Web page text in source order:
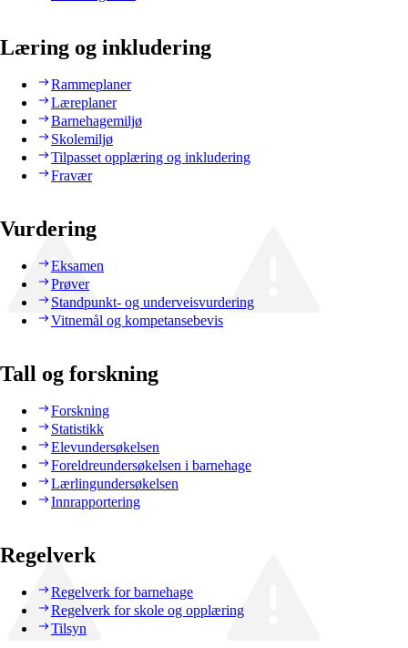
Læring og inkludering
Rammeplaner
Læreplaner
Barnehagemiljø
Skolemiljø
Tilpasset opplæring og inkludering
Fravær
Vurdering
Eksamen
Prøver
Standpunkt- og underveisvurdering
Vitnemål og kompetansebevis
Tall og forskning
Forskning
Statistikk
Elevundersøkelsen
Foreldreundersøkelsen i barnehage
Lærlingundersøkelsen
Innrapportering
Regelverk
Regelverk for barnehage
Regelverk for skole og opplæring
Tilsyn